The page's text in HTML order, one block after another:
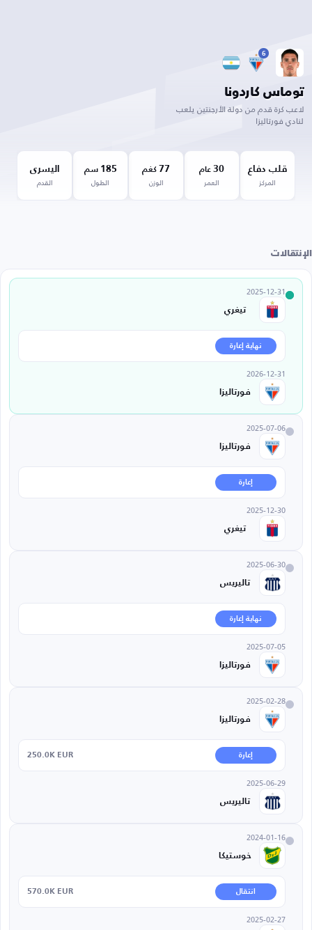
6
توماس كاردونا
لاعب كرة قدم من دولة الأرجنتين يلعب
لنادي فورتاليزا
قلب دفاع
المركز
30 عام
العمر
77 كغم
الوزن
185 سم
الطول
اليسرى
القدم
الإنتقالات
2025-12-31
تيغري
نهاية إعارة
2026-12-31
فورتاليزا
2025-07-06
فورتاليزا
إعارة
2025-12-30
تيغري
2025-06-30
تاليريس
نهاية إعارة
2025-07-05
فورتاليزا
2025-02-28
فورتاليزا
إعارة 250.0K EUR
2025-06-29
تاليريس
2024-01-16
خوستيكا
انتقال 570.0K EUR
2025-02-27